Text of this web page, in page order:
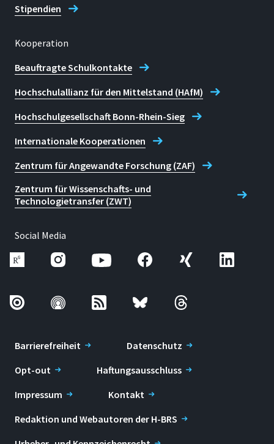
Stipendien
Kooperation
Beauftragte Schulkontakte
Hochschulallianz für den Mittelstand (HAfM)
Hochschulgesellschaft Bonn-Rhein-Sieg
Internationale Kooperationen
Zentrum für Angewandte Forschung (ZAF)
Zentrum für Wissenschafts- und
Technologietransfer (ZWT)
Social Media
Barrierefreiheit
Datenschutz
Opt-out
Haftungsausschluss
Impressum
Kontakt
Redaktion und Webautoren der H-BRS